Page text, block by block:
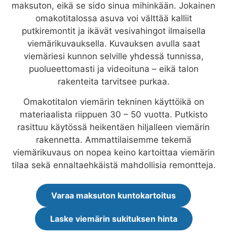
maksuton, eikä se sido sinua mihinkään. Jokainen
omakotitalossa asuva voi välttää kalliit
putkiremontit ja ikävät vesivahingot ilmaisella
viemärikuvauksella. Kuvauksen avulla saat
viemäriesi kunnon selville yhdessä tunnissa,
puolueettomasti ja videoituna – eikä talon
rakenteita tarvitsee purkaa.
Omakotitalon viemärin tekninen käyttöikä on
materiaalista riippuen 30 – 50 vuotta. Putkisto
rasittuu käytössä heikentäen hiljalleen viemärin
rakennetta. Ammattilaisemme tekemä
viemärikuvaus on nopea keino kartoittaa viemärin
tilaa sekä ennaltaehkäistä mahdollisia remontteja.
Varaa maksuton kuntokartoitus
Laske viemärin sukituksen hinta